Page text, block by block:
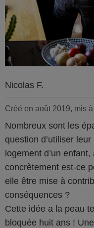
Nicolas F.
Créé en août 2019, mis
Nombreux sont les
question d’utiliser
logement d’un
concrètement est-ce
elle être mise à
conséquences ?
Cette idée a la peau
bloquée huit ans !